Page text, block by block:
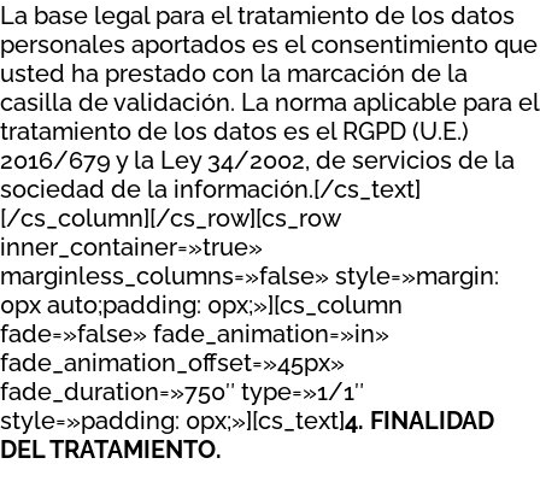
La base legal para el tratamiento de los datos
personales aportados es el consentimiento que
usted ha prestado con la marcación de la
casilla de validación. La norma aplicable para el
tratamiento de los datos es el RGPD (U.E.)
2016/679 y la Ley 34/2002, de servicios de la
sociedad de la información.[/cs_text]
[/cs_column][/cs_row][cs_row
inner_container=»true»
marginless_columns=»false» style=»margin:
0px auto;padding: 0px;»][cs_column
fade=»false» fade_animation=»in»
fade_animation_offset=»45px»
fade_duration=»750″ type=»1/1″
style=»padding: 0px;»][cs_text]4. FINALIDAD
DEL TRATAMIENTO.